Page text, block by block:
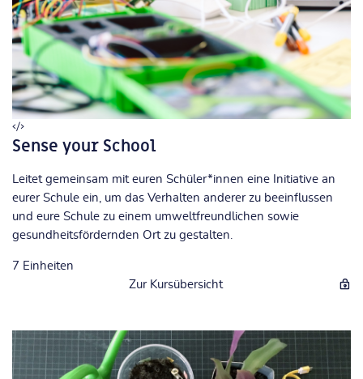
Sense your School
Leitet gemeinsam mit euren Schüler*innen eine Initiative an
eurer Schule ein, um das Verhalten anderer zu beeinflussen
und eure Schule zu einem umweltfreundlichen sowie
gesundheitsfördernden Ort zu gestalten.
7 Einheiten
Zur Kursübersicht